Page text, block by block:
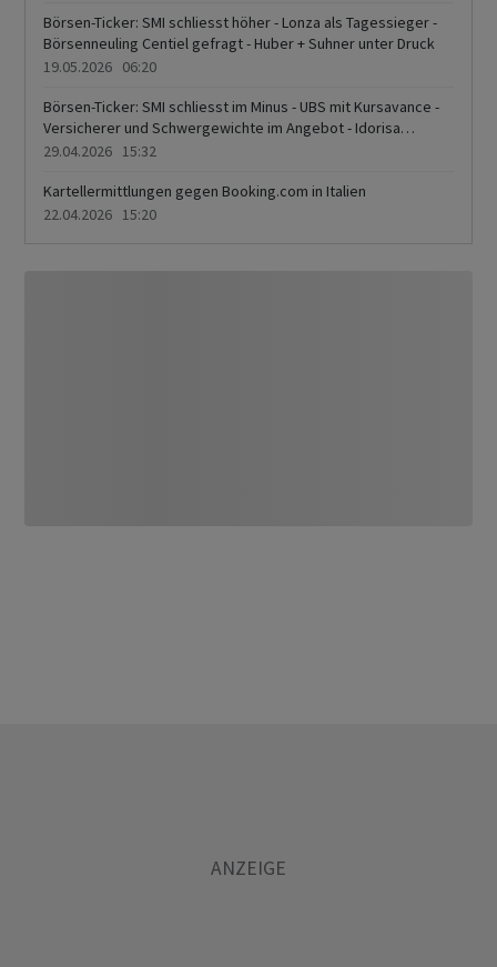
Börsen-Ticker: SMI schliesst höher - Lonza als Tagessieger -
Börsenneuling Centiel gefragt - Huber + Suhner unter Druck
19.05.2026 06:20
Börsen-Ticker: SMI schliesst im Minus - UBS mit Kursavance -
Versicherer und Schwergewichte im Angebot - Idorisa
zurückgebunden
29.04.2026 15:32
Kartellermittlungen gegen Booking.com in Italien
22.04.2026 15:20